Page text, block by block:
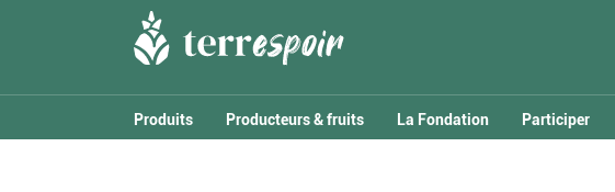
Produits Producteurs & fruits La Fondation Participer